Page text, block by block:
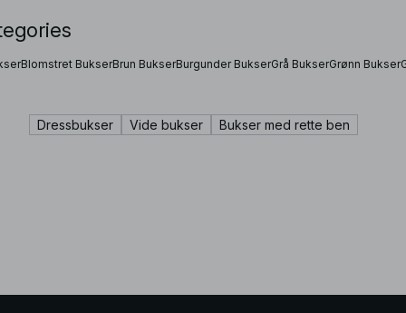
Blomstret BukserBrun BukserBurgunder BukserGrå BukserGrønn Bukser
Dressbukser Vide bukser Bukser med rette ben